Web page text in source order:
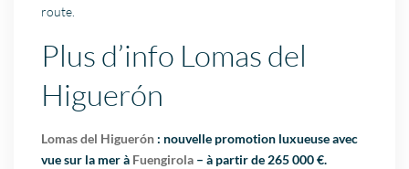
route.
Plus d’info Lomas del
Higuerón
Lomas del Higuerón : nouvelle promotion luxueuse avec
vue sur la mer à Fuengirola – à partir de 265 000 €.